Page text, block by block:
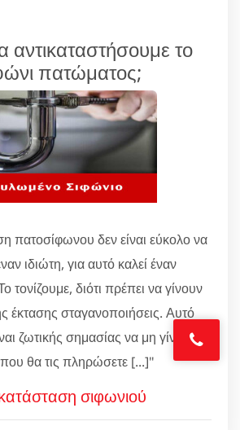
αντικαταστήσουμε το
πατώματος;
πατοσίφωνου δεν είναι εύκολο να
ιδιώτη, για αυτό καλεί έναν
τονίζουμε, διότι πρέπει να γίνουν
έκτασης σταγανοποιήσεις. Αυτό
ζωτικής σημασίας να μη γίνουν
που θα τις πληρώσετε [...]"
σιφωνιού